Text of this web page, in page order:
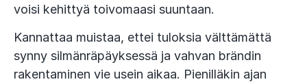
voisi kehittyä toivomaasi suuntaan.
Kannattaa muistaa, ettei tuloksia välttämättä
synny silmänräpäyksessä ja vahvan brändin
rakentaminen vie usein aikaa. Pienilläkin ajan